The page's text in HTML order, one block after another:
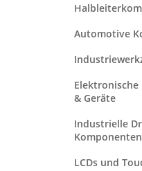
Automotive
& Geräte
Industrielle
Komponenten
LCDs und